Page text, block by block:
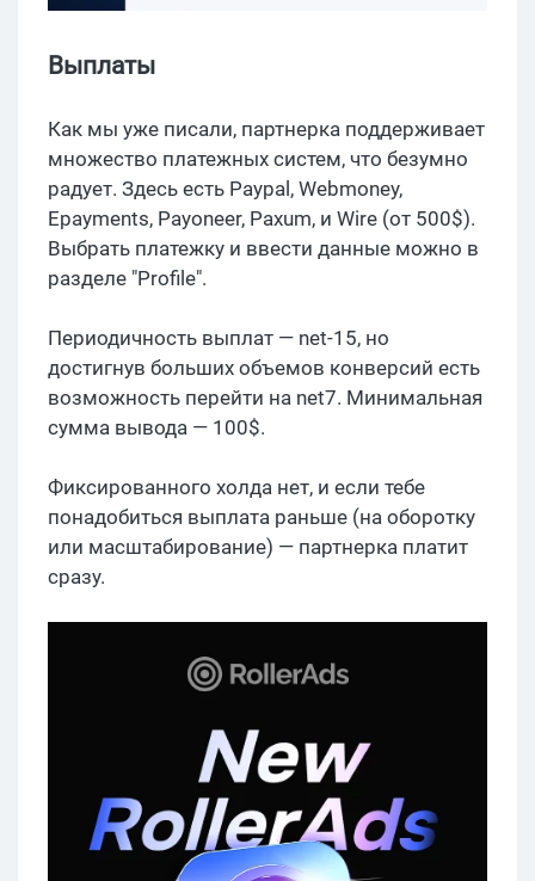
Выплаты
Как мы уже писали, партнерка поддерживает
множество платежных систем, что безумно
радует. Здесь есть Paypal, Webmoney,
Epayments, Payoneer, Paxum, и Wire (от 500$).
Выбрать платежку и ввести данные можно в
разделе "Profile".
Периодичность выплат — net-15, но
достигнув больших объемов конверсий есть
возможность перейти на net7. Минимальная
сумма вывода — 100$.
Фиксированного холда нет, и если тебе
понадобиться выплата раньше (на оборотку
или масштабирование) — партнерка платит
сразу.